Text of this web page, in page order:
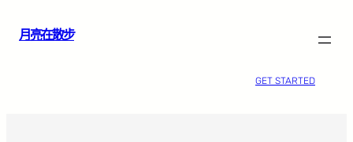
月亮在散步
GET STARTED